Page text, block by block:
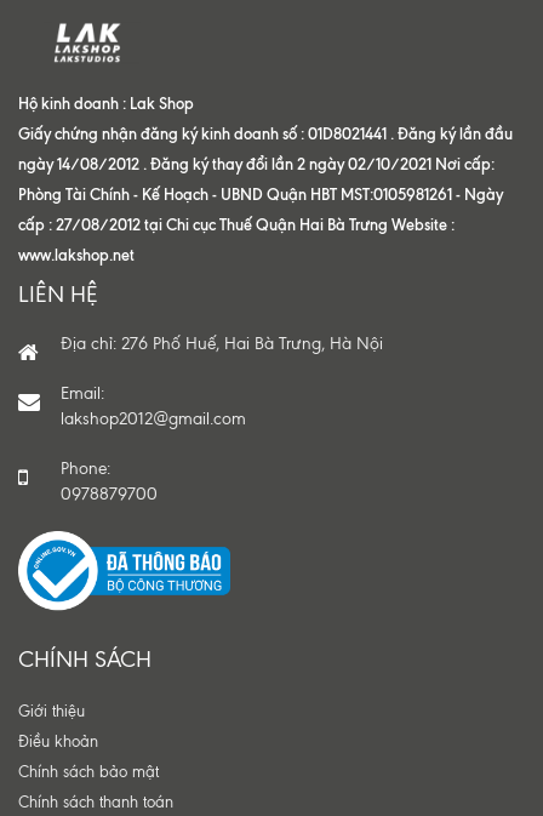
Hộ kinh doanh : Lak Shop
Giấy chứng nhận đăng ký kinh doanh số : 01D8021441 . Đăng ký lần đầu
ngày 14/08/2012 . Đăng ký thay đổi lần 2 ngày 02/10/2021 Nơi cấp:
Phòng Tài Chính - Kế Hoạch - UBND Quận HBT MST:0105981261 - Ngày
cấp : 27/08/2012 tại Chi cục Thuế Quận Hai Bà Trưng Website :
www.lakshop.net
LIÊN HỆ
Địa chỉ: 276 Phố Huế, Hai Bà Trưng, Hà Nội
Email:
lakshop2012@gmail.com
Phone:
0978879700
CHÍNH SÁCH
Giới thiệu
Điều khoản
Chính sách bảo mật
Chính sách thanh toán